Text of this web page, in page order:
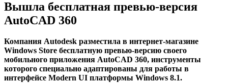
Вышла бесплатная превью-версия
AutoCAD 360
Компания Autodesk разместила в интернет-магазине
Windows Store бесплатную превью-версию своего
мобильного приложения AutoCAD 360, инструменты
которого специально адаптированы для работы в
интерфейсе Modern UI платформы Windows 8.1.